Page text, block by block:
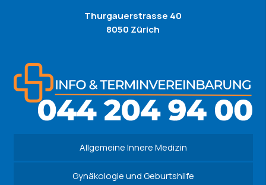
Thurgauerstrasse 40
8050 Zürich
Allgemeine Innere Medizin
Gynäkologie und Geburtshilfe